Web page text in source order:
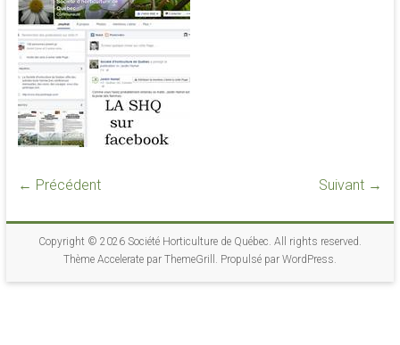
← Précédent Suivant →
Copyright © 2026 Société Horticulture de Québec. All rights reserved.
Thème Acceleratepar ThemeGrill. Propulsé par WordPress.